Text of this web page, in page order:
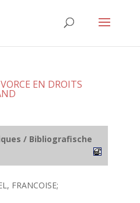
EN DROITS
/ Bibliografische
FRANCOISE;